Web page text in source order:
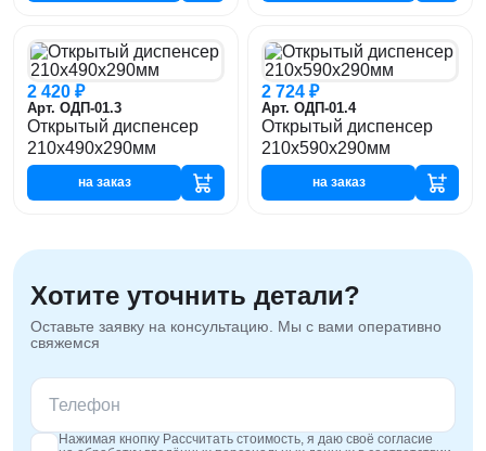
2 420 ₽
Арт. ОДП-01.3
Открытый диспенсер
210х490х290мм
на заказ
2 724 ₽
Арт. ОДП-01.4
Открытый диспенсер
210х590х290мм
на заказ
Хотите уточнить детали?
Оставьте заявку на консультацию. Мы с вами оперативно
свяжемся
Нажимая кнопку Рассчитать стоимость, я даю своё согласие